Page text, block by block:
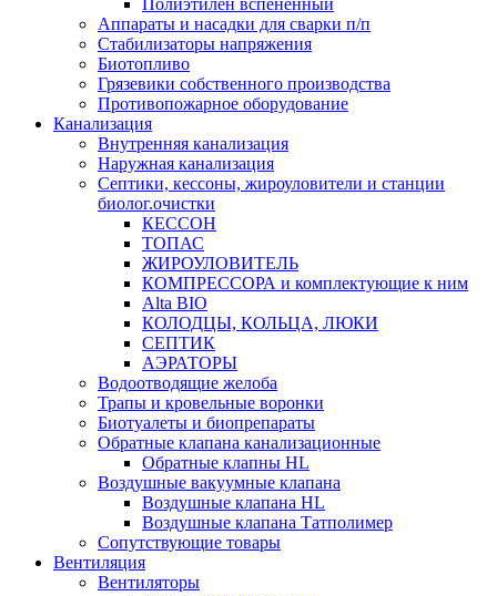
Полиэтилен вспененный
Аппараты и насадки для сварки п/п
Стабилизаторы напряжения
Биотопливо
Грязевики собственного производства
Противопожарное оборудование
Канализация
Внутренняя канализация
Наружная канализация
Септики, кессоны, жироуловители и станции
биолог.очистки
КЕССОН
ТОПАС
ЖИРОУЛОВИТЕЛЬ
КОМПРЕССОРА и комплектующие к ним
Alta BIO
КОЛОДЦЫ, КОЛЬЦА, ЛЮКИ
СЕПТИК
АЭРАТОРЫ
Водоотводящие желоба
Трапы и кровельные воронки
Биотуалеты и биопрепараты
Обратные клапана канализационные
Обратные клапны HL
Воздушные вакуумные клапана
Воздушные клапана HL
Воздушные клапана Татполимер
Сопутствующие товары
Вентиляция
Вентиляторы